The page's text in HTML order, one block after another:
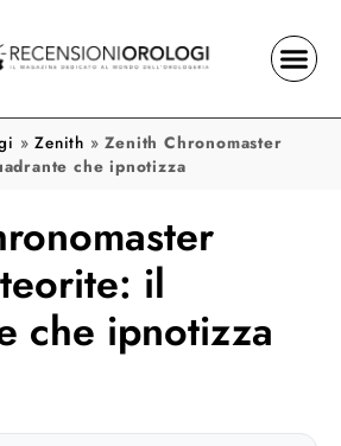
»Zenith »Zenith Chronomaster
che ipnotizza
il
che ipnotizza